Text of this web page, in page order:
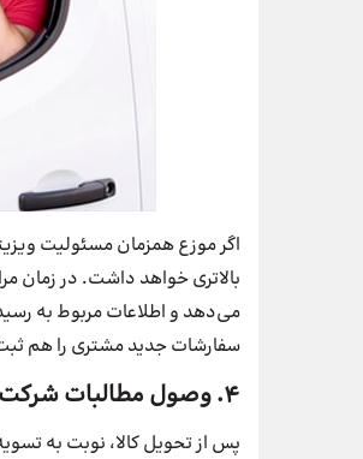
اگر موزع همزمان مسئولیت
بالاتری خواهد داشت. در زمان
می‌دهد و اطلاعات مربوط به
سفارشات جدید مشتری را هم
4. وصول مطالبات شرکت، اطلاع از نحوه جریان بدهی و بستانکاری مشتریان
پس از تحویل کالا، نوبت به